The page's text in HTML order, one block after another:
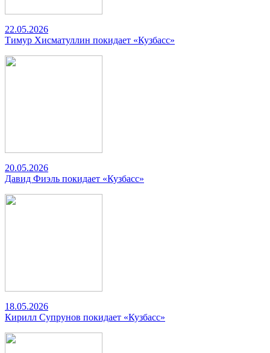
22.05.2026
Тимур Хисматуллин покидает «Кузбасс»
20.05.2026
Давид Фиэль покидает «Кузбасс»
18.05.2026
Кирилл Супрунов покидает «Кузбасс»